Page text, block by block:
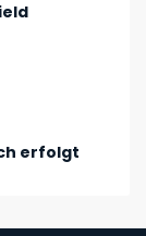
erfolgt